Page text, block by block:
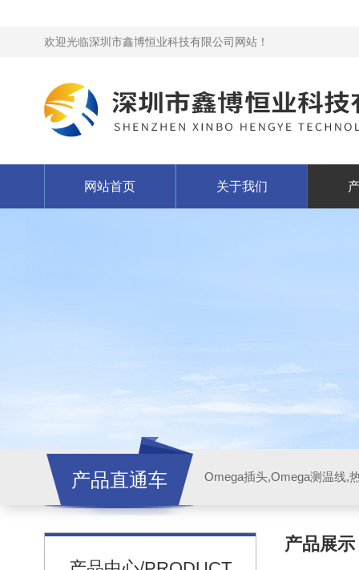
欢迎光临深圳市鑫博恒业科技有限公司网站！
网站首页 关于我们
产品直通车
产品展示